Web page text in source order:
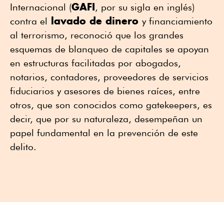
Internacional (GAFI, por su sigla en inglés)
contra el lavado de dinero y financiamiento
al terrorismo, reconoció que los grandes
esquemas de blanqueo de capitales se apoyan
en estructuras facilitadas por abogados,
notarios, contadores, proveedores de servicios
fiduciarios y asesores de bienes raíces, entre
otros, que son conocidos como gatekeepers, es
decir, que por su naturaleza, desempeñan un
papel fundamental en la prevención de este
delito.